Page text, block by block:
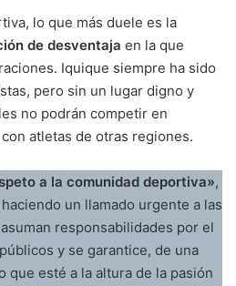
lo que más duele es la
de desventaja en la que
Iquique siempre ha sido
pero sin un lugar digno y
no podrán competir en
atletas de otras regiones.
a la comunidad deportiva»,
un llamado urgente a las
responsabilidades por el
y se garantice, de una
que esté a la altura de la pasión